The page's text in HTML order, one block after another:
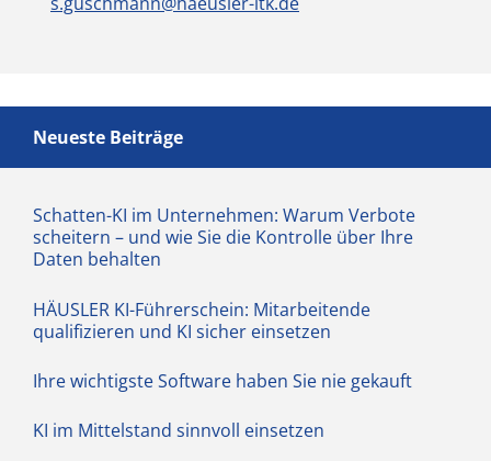
Neueste Beiträge
Schatten-KI im Unternehmen: Warum Verbote
scheitern – und wie Sie die Kontrolle über Ihre
Daten behalten
HÄUSLER KI-Führerschein: Mitarbeitende
qualifizieren und KI sicher einsetzen
Ihre wichtigste Software haben Sie nie gekauft
KI im Mittelstand sinnvoll einsetzen